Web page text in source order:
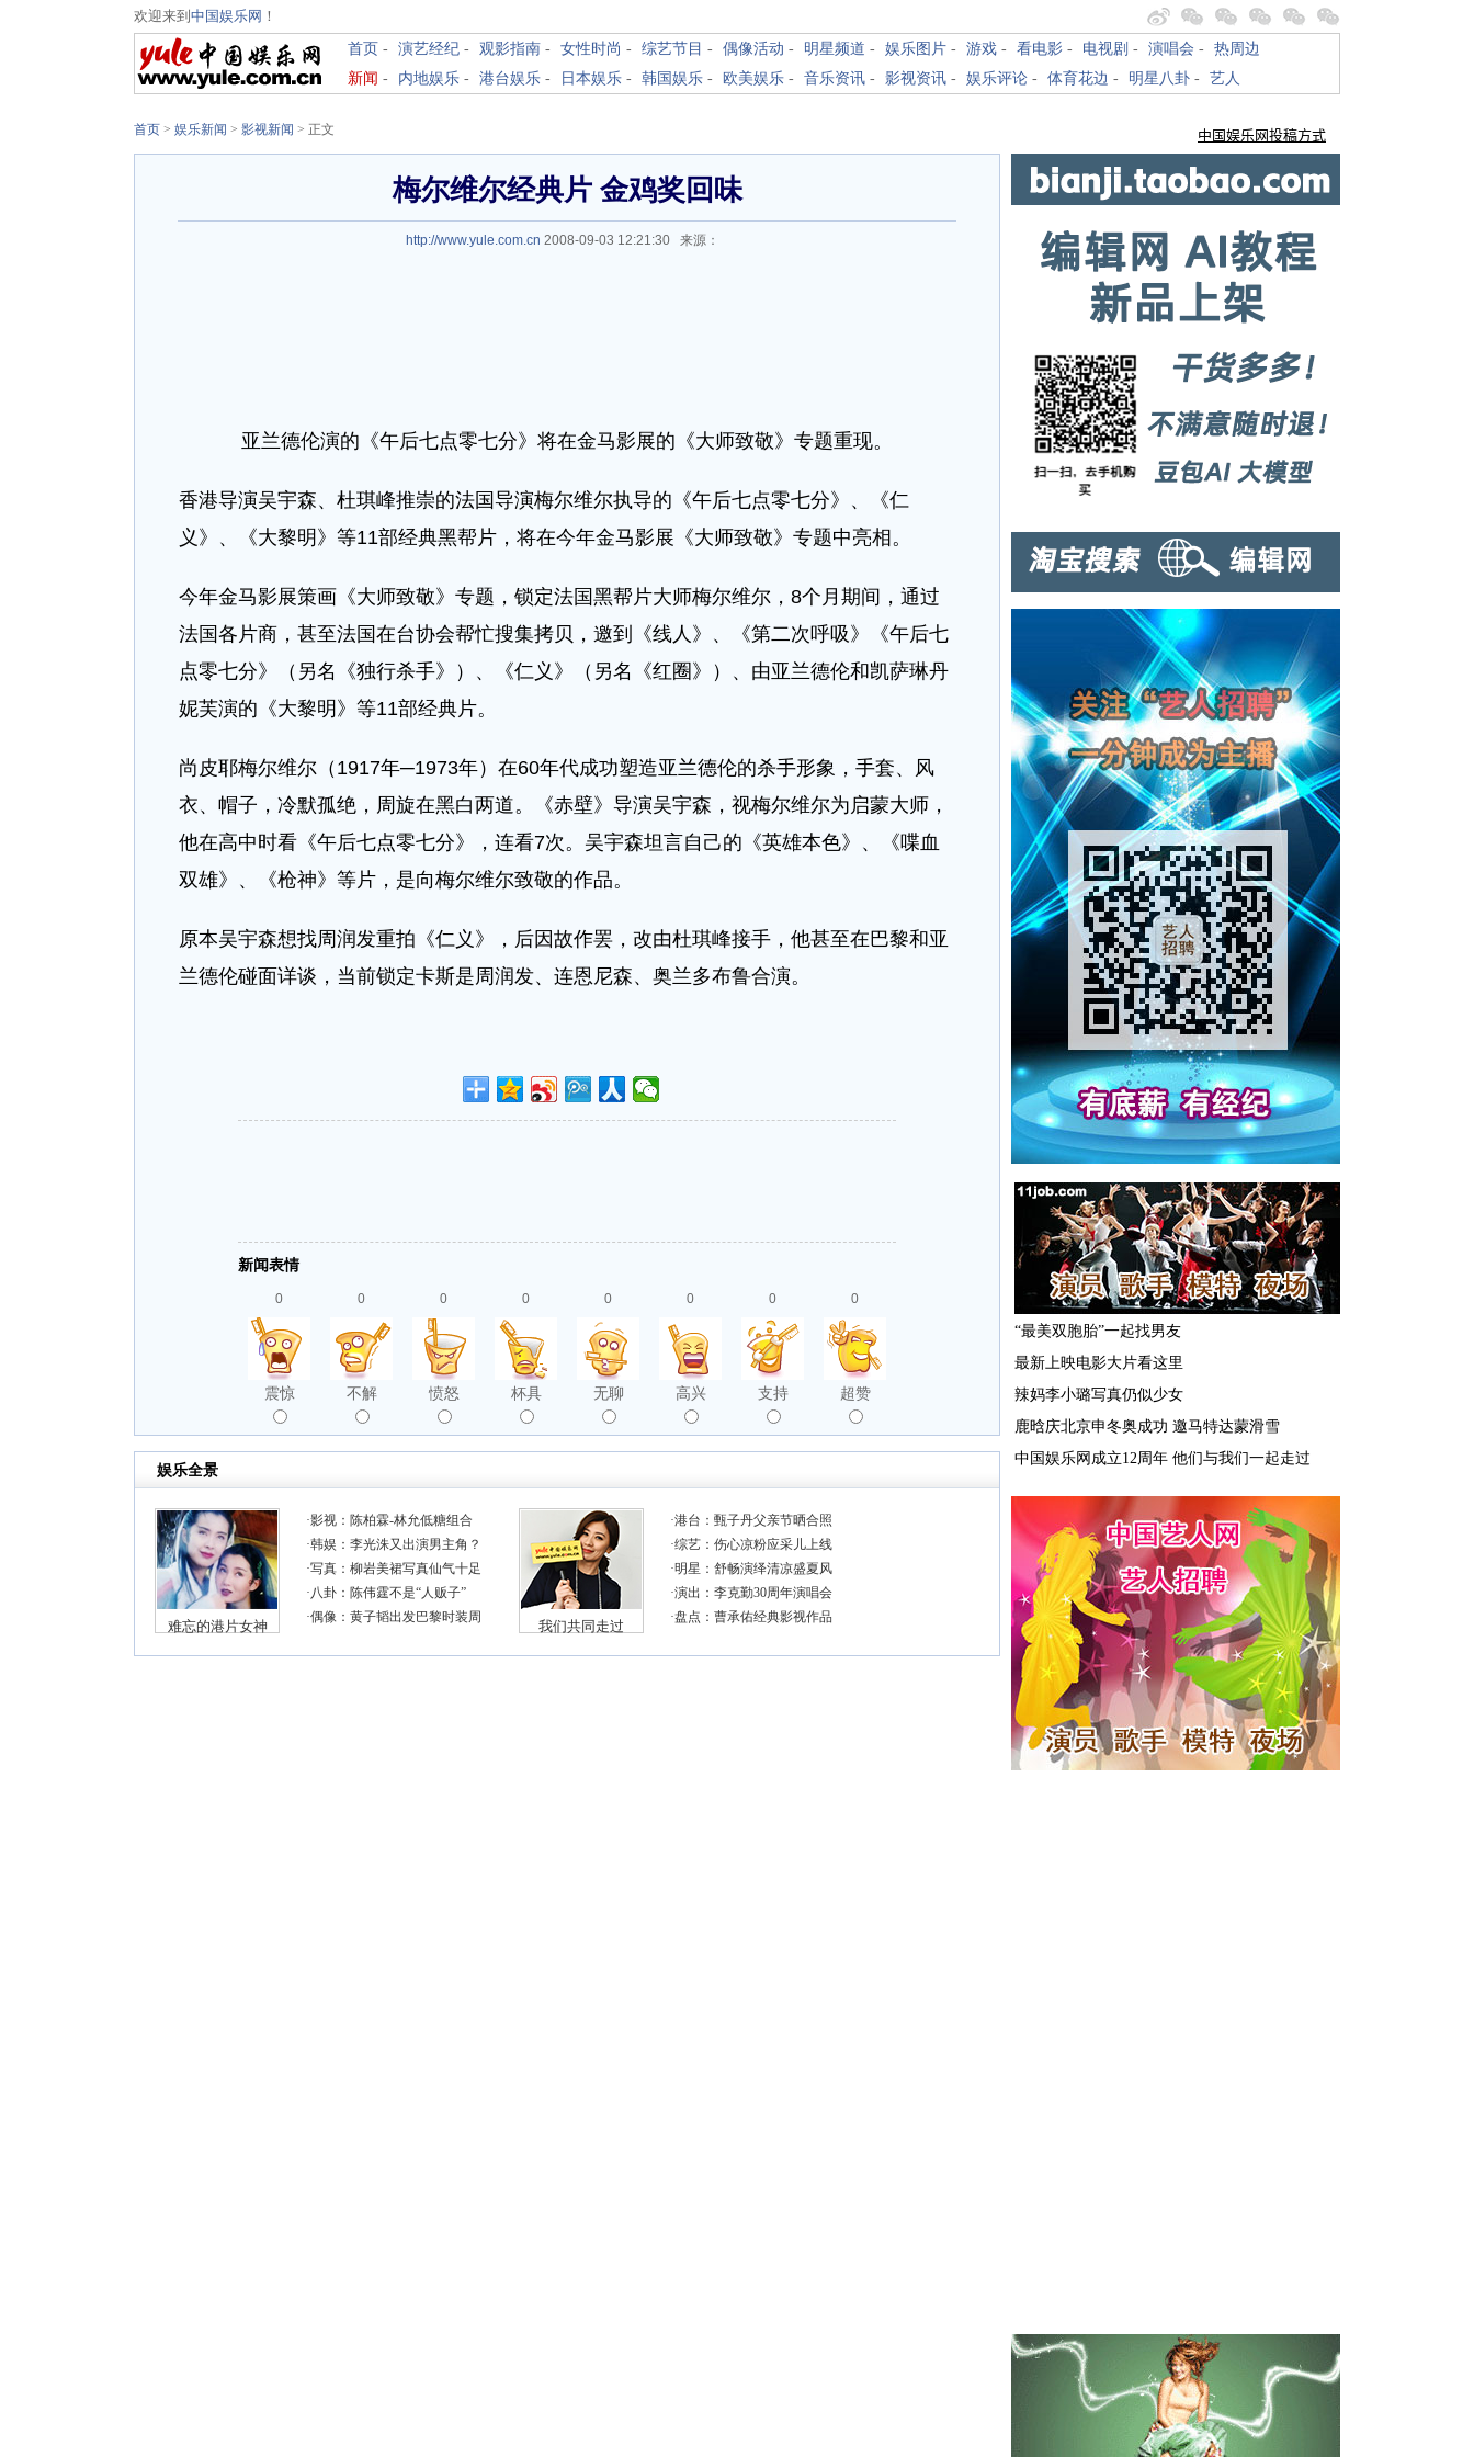
欢迎来到 中国娱乐网 ！
首页 - 演艺经纪 - 观影指南 - 女性时尚 - 综艺节目 - 偶像活动 - 明星频道 - 娱乐图片 - 游戏 - 看电影 - 电视剧 - 演唱会 - 热周边
新闻 - 内地娱乐 - 港台娱乐 - 日本娱乐 - 韩国娱乐 - 欧美娱乐 - 音乐资讯 - 影视资讯 - 娱乐评论 - 体育花边 - 明星八卦 - 艺人
首页 > 娱乐新闻 > 影视新闻 > 正文
梅尔维尔经典片 金鸡奖回味
http://www.yule.com.cn 2008-09-03 12:21:30 来源：
亚兰德伦演的《午后七点零七分》将在金马影展的《大师致敬》专题重现。
香港导演吴宇森、杜琪峰推崇的法国导演梅尔维尔执导的《午后七点零七分》、《仁
义》、《大黎明》等11部经典黑帮片，将在今年金马影展《大师致敬》专题中亮相。
今年金马影展策画《大师致敬》专题，锁定法国黑帮片大师梅尔维尔，8个月期间，通过
法国各片商，甚至法国在台协会帮忙搜集拷贝，邀到《线人》、《第二次呼吸》《午后七
点零七分》（另名《独行杀手》）、《仁义》（另名《红圈》）、由亚兰德伦和凯萨琳丹
妮芙演的《大黎明》等11部经典片。
尚皮耶梅尔维尔（1917年─1973年）在60年代成功塑造亚兰德伦的杀手形象，手套、风
衣、帽子，冷默孤绝，周旋在黑白两道。《赤壁》导演吴宇森，视梅尔维尔为启蒙大师，
他在高中时看《午后七点零七分》，连看7次。吴宇森坦言自己的《英雄本色》、《喋血
双雄》、《枪神》等片，是向梅尔维尔致敬的作品。
原本吴宇森想找周润发重拍《仁义》，后因故作罢，改由杜琪峰接手，他甚至在巴黎和亚
兰德伦碰面详谈，当前锁定卡斯是周润发、连恩尼森、奥兰多布鲁合演。
新闻表情
0
震惊
0
不解
0
愤怒
0
杯具
0
无聊
0
高兴
0
支持
0
超赞